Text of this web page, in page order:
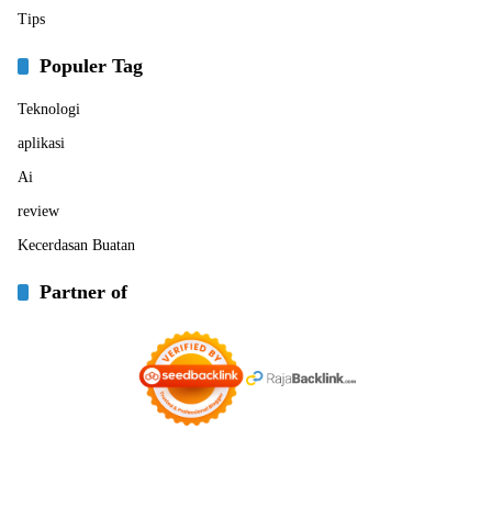
Tips
Populer Tag
Teknologi
aplikasi
Ai
review
Kecerdasan Buatan
Partner of